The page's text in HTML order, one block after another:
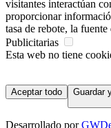
visitantes interactúan
proporcionar
tasa de rebote, la
Publicitarias
Esta web no tiene
Aceptar todo Guardar
Desarrollado por